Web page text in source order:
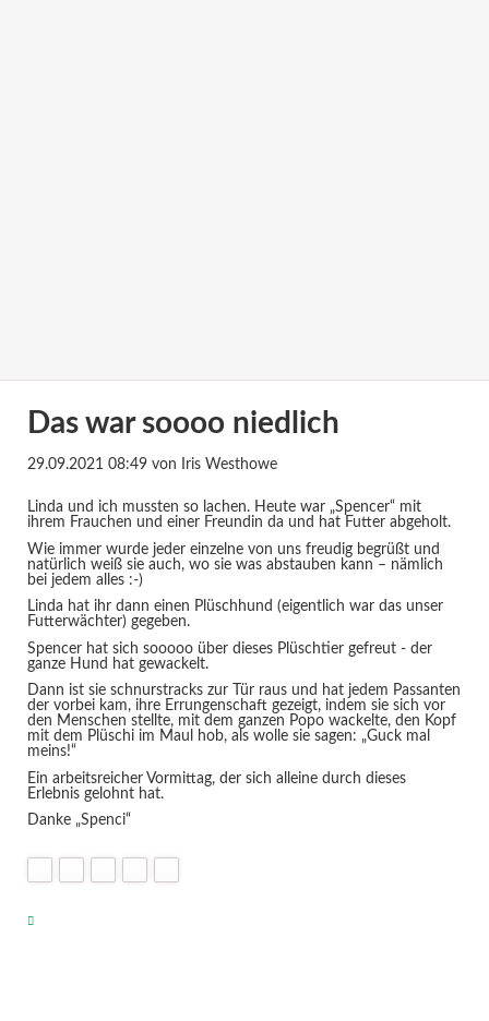
Das war soooo niedlich
29.09.2021 08:49von Iris Westhowe
Linda und ich mussten so lachen. Heute war „Spencer“ mit
ihrem Frauchen und einer Freundin da und hat Futter abgeholt.
Wie immer wurde jeder einzelne von uns freudig begrüßt und
natürlich weiß sie auch, wo sie was abstauben kann – nämlich
bei jedem alles :-)
Linda hat ihr dann einen Plüschhund (eigentlich war das unser
Futterwächter) gegeben.
Spencer hat sich sooooo über dieses Plüschtier gefreut - der
ganze Hund hat gewackelt.
Dann ist sie schnurstracks zur Tür raus und hat jedem Passanten
der vorbei kam, ihre Errungenschaft gezeigt, indem sie sich vor
den Menschen stellte, mit dem ganzen Popo wackelte, den Kopf
mit dem Plüschi im Maul hob, als wolle sie sagen: „Guck mal
meins!“
Ein arbeitsreicher Vormittag, der sich alleine durch dieses
Erlebnis gelohnt hat.
Danke „Spenci“